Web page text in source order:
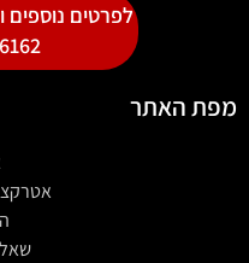
לפרטים
מפת האתר